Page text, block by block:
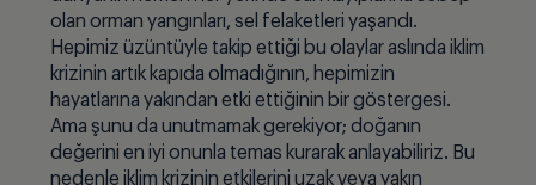
olan orman yangınları, sel felaketleri yaşandı.
Hepimiz üzüntüyle takip ettiği bu olaylar aslında iklim
krizinin artık kapıda olmadığının, hepimizin
hayatlarına yakından etki ettiğinin bir göstergesi.
Ama şunu da unutmamak gerekiyor; doğanın
değerini en iyi onunla temas kurarak anlayabiliriz. Bu
nedenle iklim krizinin etkilerini uzak veya yakın